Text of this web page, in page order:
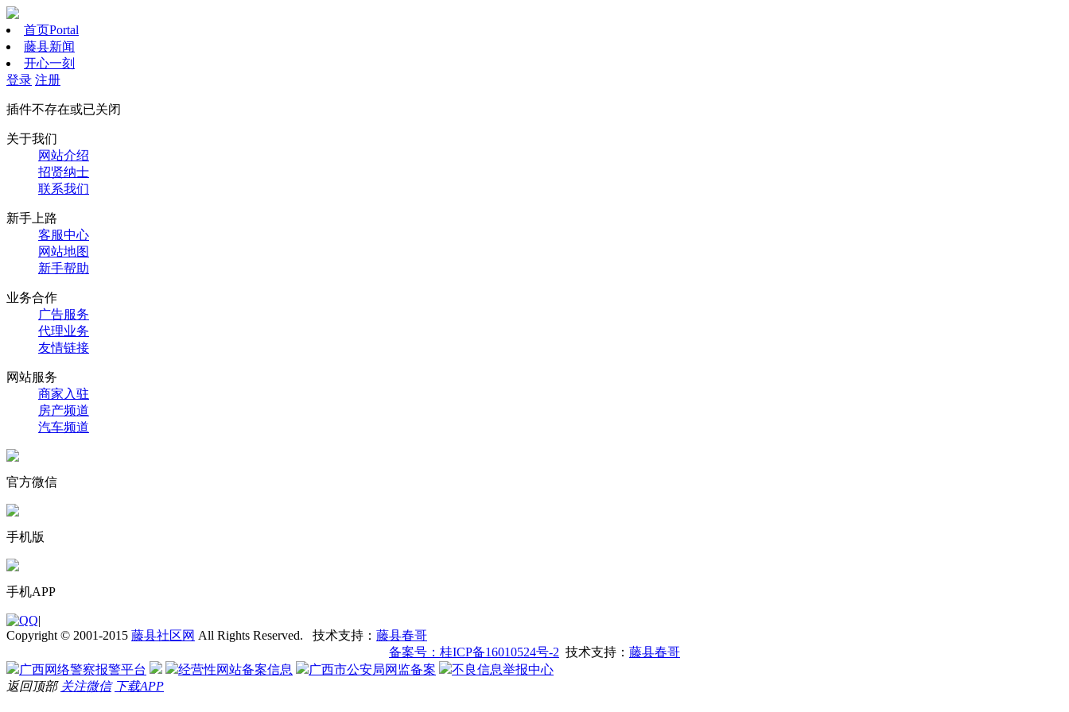
首页Portal
藤县新闻
开心一刻
登录 注册
插件不存在或已关闭
关于我们
网站介绍
招贤纳士
联系我们
新手上路
客服中心
网站地图
新手帮助
业务合作
广告服务
代理业务
友情链接
网站服务
商家入驻
房产频道
汽车频道
官方微信
手机版
手机APP
|
Copyright © 2001-2015 藤县社区网 All Rights Reserved. 技术支持： 藤县春哥
备案号：桂ICP备16010524号-2 技术支持： 藤县春哥
广西网络警察报警平台
经营性网站备案信息 广西市公安局网监备案
不良信息举报中心
返回顶部 关注微信 下载APP